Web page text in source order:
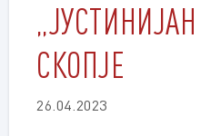
СКОПЈЕ
26.04.2023